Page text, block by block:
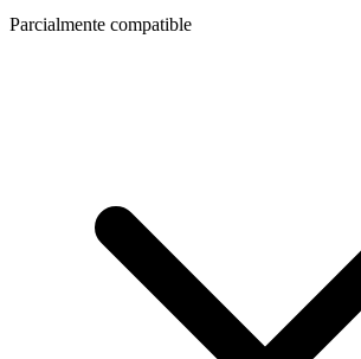
Parcialmente compatible